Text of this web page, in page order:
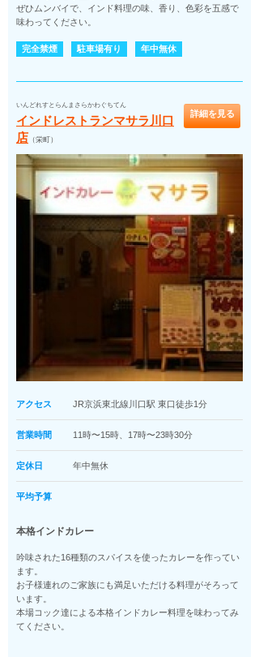
ぜひムンバイで、インド料理の味、香り、色彩を五感で
味わってください。
完全禁煙 駐車場有り 年中無休
いんどれすとらんまさらかわぐちてん
インドレストランマサラ川口
店 （栄町）
詳細を見る
アクセス JR京浜東北線川口駅 東口徒歩1分
営業時間 11時〜15時、17時〜23時30分
定休日 年中無休
平均予算
本格インドカレー
吟味された16種類のスパイスを使ったカレーを作ってい
ます。
お子様連れのご家族にも満足いただける料理がそろって
います。
本場コック達による本格インドカレー料理を味わってみ
てください。